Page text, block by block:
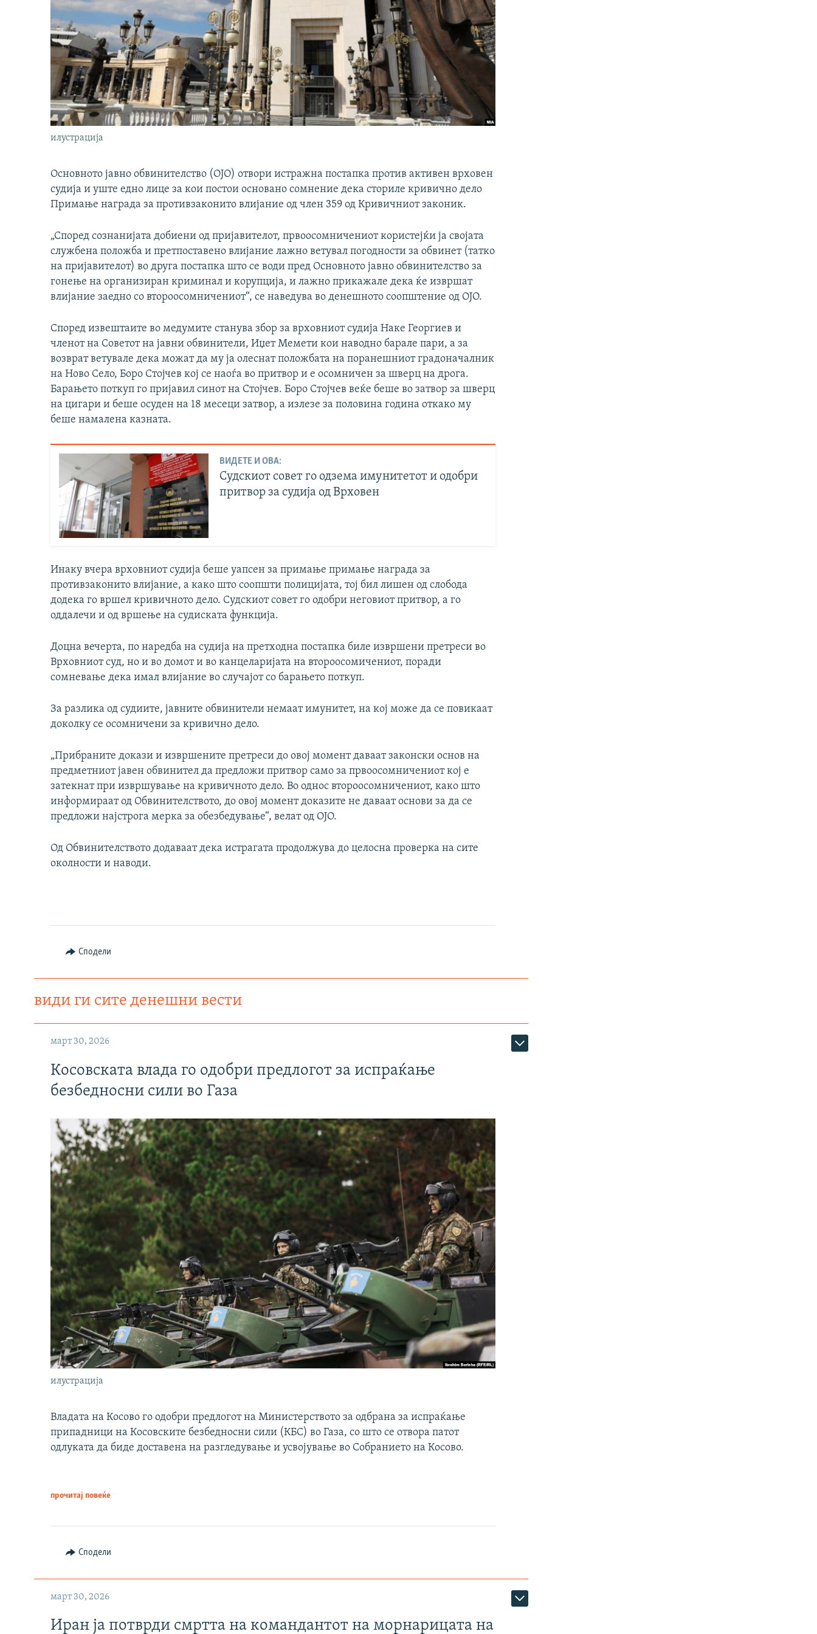
илустрација
Основното јавно обвинителство (ОЈО) отвори истражна постапка против активен врховен
судија и уште едно лице за кои постои основано сомнение дека сториле кривично дело
Примање награда за противзаконито влијание од член 359 од Кривичниот законик.
„Според сознанијата добиени од пријавителот, првоосомничениот користејќи ја својата
службена положба и претпоставено влијание лажно ветувал погодности за обвинет (татко
на пријавителот) во друга постапка што се води пред Основното јавно обвинителство за
гонење на организиран криминал и корупција, и лажно прикажале дека ќе извршат
влијание заедно со второосомничениот“, се наведува во денешното соопштение од ОЈО.
Според извештаите во медумите станува збор за врховниот судија Наке Георгиев и
членот на Советот на јавни обвинители, Иџет Мемети кои наводно барале пари, а за
возврат ветувале дека можат да му ја олеснат положбата на поранешниот градоначалник
на Ново Село, Боро Стојчев кој се наоѓа во притвор и е осомничен за шверц на дрога.
Барањето поткуп го пријавил синот на Стојчев. Боро Стојчев веќе беше во затвор за шверц
на цигари и беше осуден на 18 месеци затвор, а излезе за половина година откако му
беше намалена казната.
ВИДЕТЕ И ОВА:
Судскиот совет го одзема имунитетот и одобри
притвор за судија од Врховен
Инаку вчера врховниот судија беше уапсен за примање примање награда за
противзаконито влијание, а како што соопшти полицијата, тој бил лишен од слобода
додека го вршел кривичното дело. Судскиот совет го одобри неговиот притвор, а го
оддалечи и од вршење на судиската функција.
Доцна вечерта, по наредба на судија на претходна постапка биле извршени претреси во
Врховниот суд, но и во домот и во канцеларијата на второосомичениот, поради
сомневање дека имал влијание во случајот со барањето поткуп.
За разлика од судиите, јавните обвинители немаат имунитет, на кој може да се повикаат
доколку се осомничени за кривично дело.
„Прибраните докази и извршените претреси до овој момент даваат законски основ на
предметниот јавен обвинител да предложи притвор само за првоосомничениот кој е
затекнат при извршување на кривичното дело. Во однос второосомничениот, како што
информираат од Обвинителството, до овој момент доказите не даваат основи за да се
предложи најстрога мерка за обезбедување“, велат од ОЈО.
Од Обвинителството додаваат дека истрагата продолжува до целосна проверка на сите
околности и наводи.
Сподели
види ги сите денешни вести
март 30, 2026
Косовската влада го одобри предлогот за испраќање
безбедносни сили во Газа
илустрација
Владата на Косово го одобри предлогот на Министерството за одбрана за испраќање
припадници на Косовските безбедносни сили (КБС) во Газа, со што се отвора патот
одлуката да биде доставена на разгледување и усвојување во Собранието на Косово.
прочитај повеќе
Сподели
март 30, 2026
Иран ја потврди смртта на командантот на морнарицата на